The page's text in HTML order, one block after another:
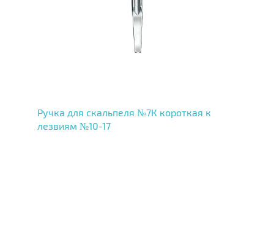
Ручка для скальпеля №7К короткая к
лезвиям №10-17